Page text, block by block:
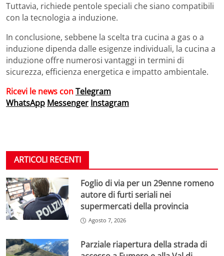
Tuttavia, richiede pentole speciali che siano compatibili
con la tecnologia a induzione.
In conclusione, sebbene la scelta tra cucina a gas o a
induzione dipenda dalle esigenze individuali, la cucina a
induzione offre numerosi vantaggi in termini di
sicurezza, efficienza energetica e impatto ambientale.
Ricevi le news conTelegram
WhatsApp Messenger Instagram
ARTICOLI RECENTI
Foglio di via per un 29enne romeno
autore di furti seriali nei
supermercati della provincia
Agosto 7, 2026
Parziale riapertura della strada di